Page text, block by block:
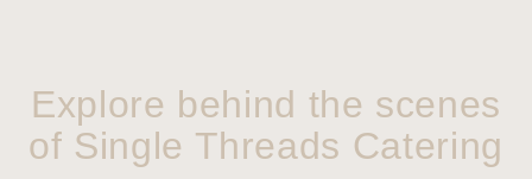
Explore behind the scenes
of Single Threads Catering